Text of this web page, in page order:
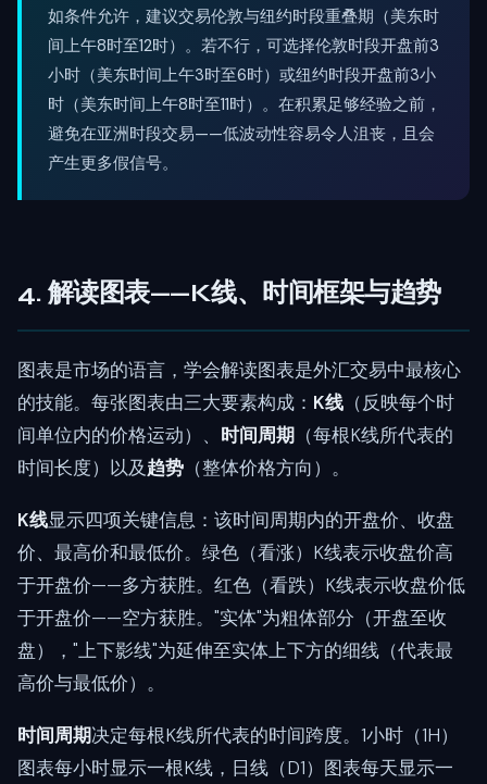
如条件允许，建议交易伦敦与纽约时段重叠期（美东时
间上午8时至12时）。若不行，可选择伦敦时段开盘前3
小时（美东时间上午3时至6时）或纽约时段开盘前3小
时（美东时间上午8时至11时）。在积累足够经验之前，
避免在亚洲时段交易——低波动性容易令人沮丧，且会
产生更多假信号。
4. 解读图表——K线、时间框架与趋势
图表是市场的语言，学会解读图表是外汇交易中最核心
的技能。每张图表由三大要素构成： K线 （反映每个时
间单位内的价格运动）、 时间周期 （每根K线所代表的
时间长度）以及趋势 （整体价格方向）。
K线显示四项关键信息：该时间周期内的开盘价、收盘
价、最高价和最低价。绿色（看涨）K线表示收盘价高
于开盘价——多方获胜。红色（看跌）K线表示收盘价低
于开盘价——空方获胜。"实体"为粗体部分（开盘至收
盘），"上下影线"为延伸至实体上下方的细线（代表最
高价与最低价）。
时间周期决定每根K线所代表的时间跨度。1小时（1H）
图表每小时显示一根K线，日线（D1）图表每天显示一